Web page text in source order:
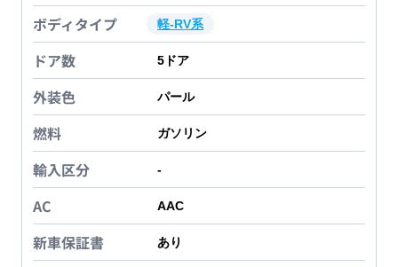
ボディタイプ 軽-RV系
ドア数 5 ドア
外装色 パール
燃料 ガソリン
輸入区分 -
AC AAC
新車保証書 あり